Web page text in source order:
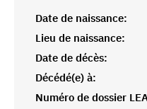
Date de naissance:
Lieu de naissance:
Date de décès:
Décédé(e) à:
Numéro de dossier